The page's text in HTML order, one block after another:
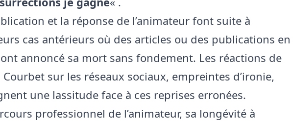
et la réponse de l’animateur font suite à
cas antérieurs où des articles ou des publications en
annoncé sa mort sans fondement. Les réactions de
Courbet sur les réseaux sociaux, empreintes d’ironie,
une lassitude face à ces reprises erronées.
professionnel de l’animateur, sa longévité à